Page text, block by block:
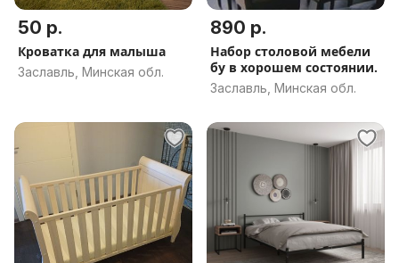
50 р.
Кроватка для малыша
Заславль, Минская обл.
890 р.
Набор столовой мебели
бу в хорошем состоянии.
Заславль, Минская обл.